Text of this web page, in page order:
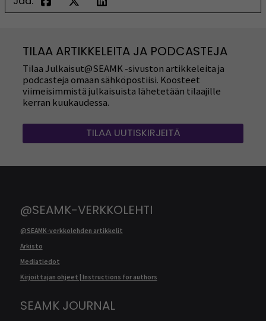
TILAA ARTIKKELEITA JA PODCASTEJA
Tilaa Julkaisut@SEAMK -sivuston artikkeleita ja
podcasteja omaan sähköpostiisi. Koosteet
viimeisimmistä julkaisuista lähetetään tilaajille
kerran kuukaudessa.
TILAA UUTISKIRJEITÄ
@SEAMK-VERKKOLEHTI
@SEAMK-verkkolehden artikkelit
Arkisto
Mediatiedot
Kirjoittajan ohjeet | Instructions for authors
SEAMK JOURNAL